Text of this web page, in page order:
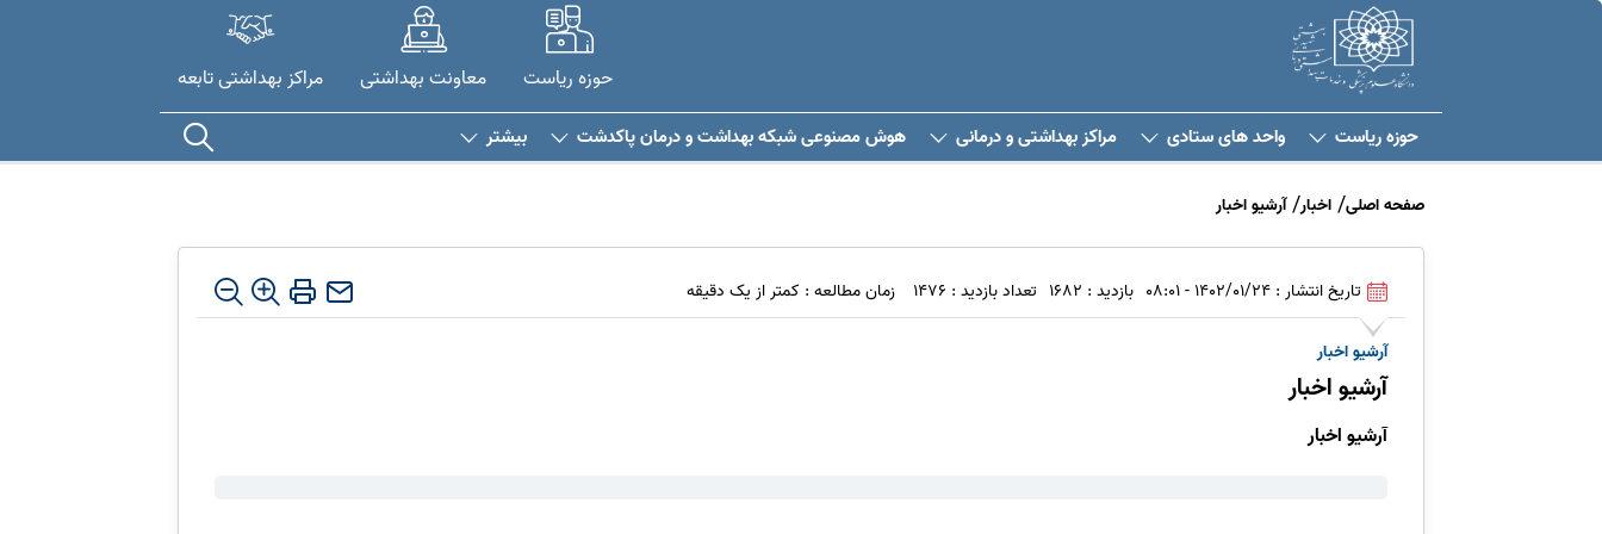
حوزه ریاست معاونت بهداشتی مراکز بهداشتی تابعه
حوزه ریاست واحد های ستادی مراکز بهداشتی و درمانی هوش مصنوعی شبکه بهداشت و درمان پاکدشت بیشتر
صفحه اصلی اخبار آرشیو اخبار
تاریخ انتشار : 1402/01/24 - 08:01 بازدید : 1682 تعداد بازدید : 1476 زمان مطالعه : کمتر از یک دقیقه
آرشیو اخبار
آرشیو اخبار
آرشیو اخبار